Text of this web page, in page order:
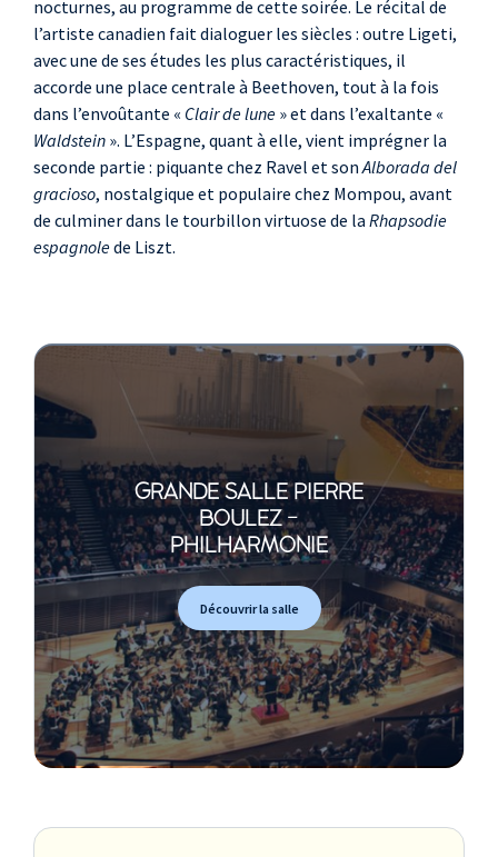
nocturnes, au programme de cette soirée. Le récital de
l’artiste canadien fait dialoguer les siècles : outre Ligeti,
avec une de ses études les plus caractéristiques, il
accorde une place centrale à Beethoven, tout à la fois
dans l’envoûtante « Clair de lune » et dans l’exaltante «
Waldstein ». L’Espagne, quant à elle, vient imprégner la
seconde partie : piquante chez Ravel et sonAlborada del
gracioso, nostalgique et populaire chez Mompou, avant
de culminer dans le tourbillon virtuose de la Rhapsodie
espagnolede Liszt.
GRANDE SALLE PIERRE
BOULEZ -
PHILHARMONIE
Découvrir la salle